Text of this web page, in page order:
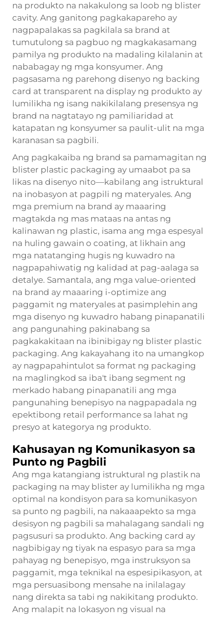
na produkto na nakakulong sa loob ng blister
cavity. Ang ganitong pagkakapareho ay
nagpapalakas sa pagkilala sa brand at
tumutulong sa pagbuo ng magkakasamang
pamilya ng produkto na madaling kilalanin at
nababagay ng mga konsyumer. Ang
pagsasama ng parehong disenyo ng backing
card at transparent na display ng produkto ay
lumilikha ng isang nakikilalang presensya ng
brand na nagtatayo ng pamiliaridad at
katapatan ng konsyumer sa paulit-ulit na mga
karanasan sa pagbili.
Ang pagkakaiba ng brand sa pamamagitan ng
blister plastic packaging ay umaabot pa sa
likas na disenyo nito—kabilang ang istruktural
na inobasyon at pagpili ng materyales. Ang
mga premium na brand ay maaaring
magtakda ng mas mataas na antas ng
kalinawan ng plastic, isama ang mga espesyal
na huling gawain o coating, at likhain ang
mga natatanging hugis ng kuwadro na
nagpapahiwatig ng kalidad at pag-aalaga sa
detalye. Samantala, ang mga value-oriented
na brand ay maaaring i-optimize ang
paggamit ng materyales at pasimplehin ang
mga disenyo ng kuwadro habang pinapanatili
ang pangunahing pakinabang sa
pagkakakitaan na ibinibigay ng blister plastic
packaging. Ang kakayahang ito na umangkop
ay nagpapahintulot sa format ng packaging
na maglingkod sa iba't ibang segment ng
merkado habang pinapanatili ang mga
pangunahing benepisyo na nagpapadala ng
epektibong retail performance sa lahat ng
presyo at kategorya ng produkto.
Kahusayan ng Komunikasyon sa
Punto ng Pagbili
Ang mga katangiang istruktural ng plastik na
packaging na may blister ay lumilikha ng mga
optimal na kondisyon para sa komunikasyon
sa punto ng pagbili, na nakaaapekto sa mga
desisyon ng pagbili sa mahalagang sandali ng
pagsusuri sa produkto. Ang backing card ay
nagbibigay ng tiyak na espasyo para sa mga
pahayag ng benepisyo, mga instruksyon sa
paggamit, mga teknikal na espesipikasyon, at
mga persuasibong mensahe na inilalagay
nang direkta sa tabi ng nakikitang produkto.
Ang malapit na lokasyon ng visual na